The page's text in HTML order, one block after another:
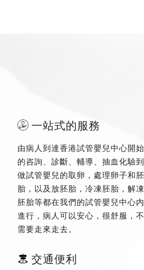
一站式的服務
由病人到達香港試管嬰兒中心開始
的咨詢、診斷、輔導、抽血化驗到
做試管嬰兒的取卵，處理卵子和胚
胎，以及放胚胎，冷凍胚胎，解凍
胚胎等都在我們的試管嬰兒中心内
進行，病人可以安心，很舒服，不
需要走來走去。
交通便利